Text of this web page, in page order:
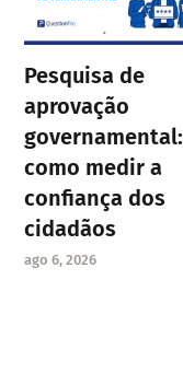
Pesquisa de
aprovação
governamental:
como medir a
confiança dos
cidadãos
ago 6, 2026